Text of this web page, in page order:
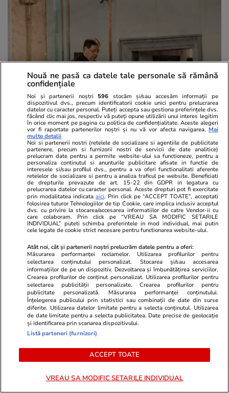
Foto: Ioana Chiriță
Șumuleu-Ciuc este Capitala Împăcării
19 iunie. Dimineața. Alte 3-4 ore de drum. Aici,
Stradivarius se întâlnește cu călăuza locului:
Damian Pal. Damian este de aproape, din
Ghimeş-Făget (judeţul Bacău). Damian este
dintr-o localitate ruptă politic, unde comuniștii
au tăiat oamenii în două. Localitatea sa, altădată
una, a fost tăiată de comuniști în două. Jumătate
este la Harghita, jumătate este la Bacău.
Damian, om de graniță n-are absolut nicio
treabă cu politica. A făcut el multă carte, dar
tatăl l-a învățat ce-i lumea și cum să-nțeleagă
lucrurile pe lumea asta. La 12 ani, gata cu
copilăria. Vroia o vacanţă, o tabără, o bicicletă?
Tatăl îi spunea: ia vezi cum îți șade cu grebla, cu
joagărul. Damian zice cam așa. Are o teorie,
Nouă ne pasă ca datele tale personale să rămână
confidențiale
Noi și partenerii noștri 596 stocăm și/sau accesăm informații pe
dispozitivul dvs., precum identificatorii cookie unici pentru prelucrarea
datelor cu caracter personal. Puteți accepta sau gestiona preferințele dvs.
făcând clic mai jos, respectiv vă puteți opune utilizării unui interes legitim
în orice moment pe pagina cu politica de confidențialitate. Aceste alegeri
vor fi raportate partenerilor noștri și nu vă vor afecta navigarea. Mai
multe detalii
Noi si partenerii nostri (retelele de socializare si agentiile de publicitate
partenere, precum si furnizorii nostri de servicii de date analitice)
prelucram date pentru a permite website-ului sa functioneze, pentru a
personaliza continutul si anunturile publicitare afisate in functie de
interesele si/sau profilul dvs., pentru a va oferi functionalitati aferente
retelelor de socializare si pentru a analiza traficul pe website. Beneficiati
de drepturile prevazute de art. 15-22 din GDPR in legatura cu
prelucrarea datelor cu caracter personal. Aceste drepturi pot fi exercitate
prin modalitatea indicataaici. Prin click pe “ACCEPT TOATE”, acceptati
folosirea tuturor Tehnologiilor de tip Cookie, care implica inclusiv acceptul
dvs. cu privire la stocarea/accesarea informatiilor de catre Vendor-ii cu
care colaboram. Prin click pe “VREAU SA MODIFIC SETARILE
INDIVIDUAL” puteti schimba preferintele in mod individual, mai putin
cele legate de cookie strict necesare pentru functionarea website-ului.
Atât noi, cât și partenerii noștri prelucrăm datele pentru a oferi:
Măsurarea performanței reclamelor. Utilizarea profilurilor pentru
selectarea conținutului personalizat. Stocarea și/sau accesarea
informațiilor de pe un dispozitiv. Dezvoltarea și îmbunătățirea serviciilor.
Crearea profilurilor de conținut personalizat. Utilizarea profilurilor pentru
selectarea publicității personalizate. Crearea profilurilor pentru
publicitate personalizată. Măsurarea performanței conținutului.
Înțelegerea publicului prin statistici sau combinații de date din surse
diferite. Utilizarea datelor limitate pentru a selecta conținutul. Utilizarea
de date limitate pentru a selecta publicitatea. Date precise de geolocație
și identificarea prin scanarea dispozitivului.
Listă parteneri (furnizori)
ACCEPT TOATE
VREAU SA MODIFIC SETARILE INDIVIDUAL